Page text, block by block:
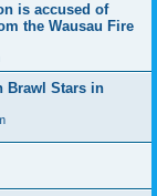
is accused of
the Wausau Fire
Brawl Stars in